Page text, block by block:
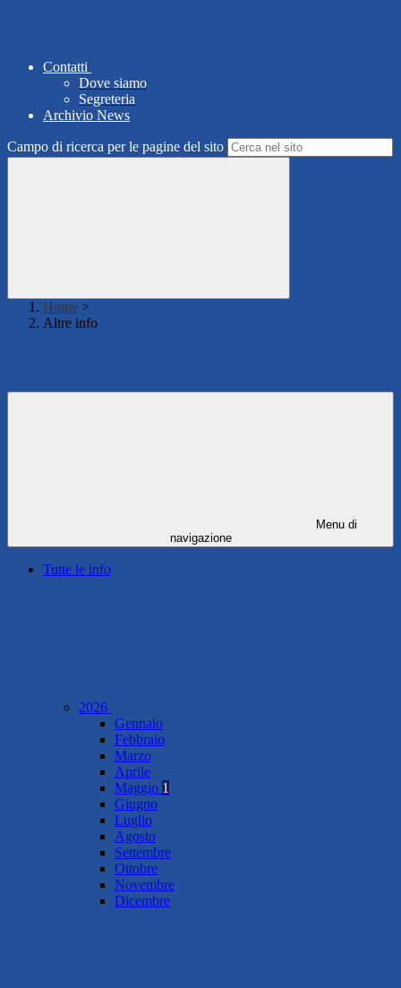
Contatti
Dove siamo
Segreteria
Archivio News
Campo di ricerca per le pagine del sito
Home >
Altre info
Menu di
navigazione
Tutte le info
2026
Gennaio
Febbraio
Marzo
Aprile
Maggio 1
Giugno
Luglio
Agosto
Settembre
Ottobre
Novembre
Dicembre